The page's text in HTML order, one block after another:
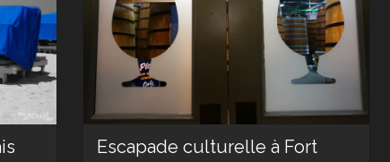
Escapade culturelle à Fort